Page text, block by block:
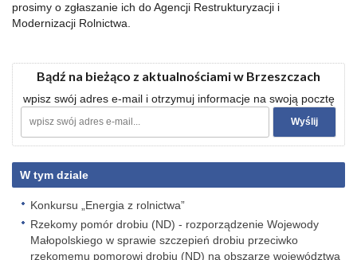
prosimy o zgłaszanie ich do Agencji Restrukturyzacji i
Modernizacji Rolnictwa.
Bądź na bieżąco z aktualnościami w Brzeszczach
wpisz swój adres e-mail i otrzymuj informacje na swoją pocztę
W tym dziale
Konkursu „Energia z rolnictwa”
Rzekomy pomór drobiu (ND) - rozporządzenie Wojewody
Małopolskiego w sprawie szczepień drobiu przeciwko
rzekomemu pomorowi drobiu (ND) na obszarze województwa